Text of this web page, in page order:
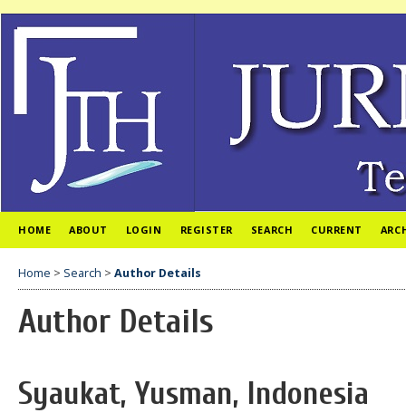
HOME ABOUT LOGIN REGISTER SEARCH CURRENT
Home > Search > Author Details
Author Details
Syaukat, Yusman, Indonesia